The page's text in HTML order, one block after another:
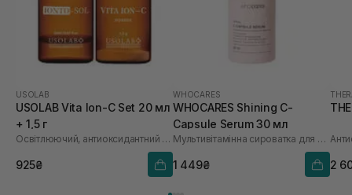
USOLAB
USOLAB Vita Ion-C Set 20 мл
+ 1,5 г
Освітлюючий, антиоксидантний та омолоджуючий набір
925₴
WHOCARES
WHOCARES Shining C-
Capsule Serum 30 мл
Мультивітамінна сироватка для обличчя з інкапсульованим вітаміном С
1 449₴ 2